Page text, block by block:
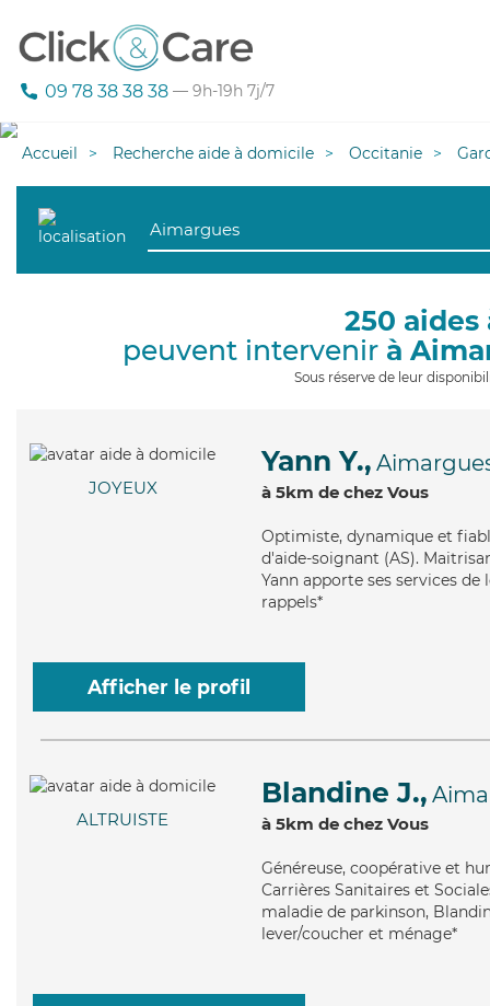
09 78 38 38 38 — 9h-19h 7j/7
Accueil Recherche aide à domicile Occitanie
250
peuvent intervenir à
Sous réserve de leur
JOYEUX
Yann Y.,
à 5km de chez Vous
Optimiste, dynamique et
d'aide-soignant (AS).
Yann apporte ses services
rappels*
Afficher le profil
ALTRUISTE
Blandine J.,
à 5km de chez Vous
Généreuse, coopérative et
Carrières Sanitaires et
maladie de parkinson,
lever/coucher et ménage*